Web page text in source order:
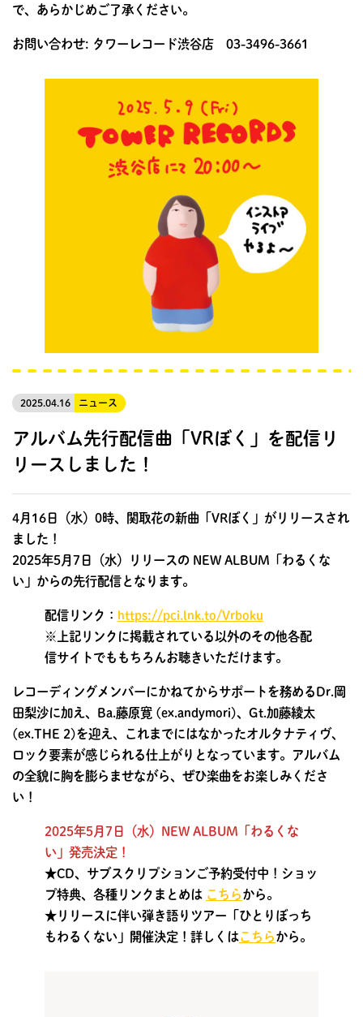
で、あらかじめご了承ください。
お問い合わせ: タワーレコード渋谷店 03-3496-3661
2025.04.16 ニュース
アルバム先行配信曲「VRぼく」を配信リ
リースしました！
4月16日（水）0時、関取花の新曲「VRぼく」がリリースされ
ました！
2025年5月7日（水）リリースの NEW ALBUM「わるくな
い」からの先行配信となります。
配信リンク： https://pci.lnk.to/Vrboku
※上記リンクに掲載されている以外のその他各配
信サイトでももちろんお聴きいただけます。
レコーディングメンバーにかねてからサポートを務めるDr.岡
田梨沙に加え、Ba.藤原寛 (ex.andymori)、Gt.加藤綾太
(ex.THE 2)を迎え、これまでにはなかったオルタナティヴ、
ロック要素が感じられる仕上がりとなっています。アルバム
の全貌に胸を膨らませながら、ぜひ楽曲をお楽しみくださ
い！
2025年5月7日（水）NEW ALBUM「わるくな
い」発売決定！
★CD、サブスクリプションご予約受付中！ショッ
プ特典、各種リンクまとめは こちらから。
★リリースに伴い弾き語りツアー「ひとりぼっち
もわるくない」開催決定！詳しくはこちらから。